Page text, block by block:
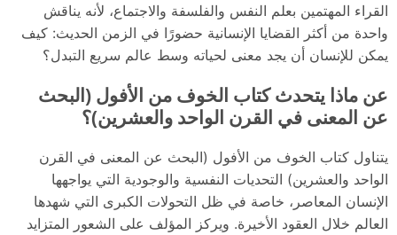
القراء المهتمين بعلم النفس والفلسفة والاجتماع، لأنه يناقش
واحدة من أكثر القضايا الإنسانية حضورًا في الزمن الحديث: كيف
يمكن للإنسان أن يجد معنى لحياته وسط عالم سريع التبدل؟
عن ماذا يتحدث كتاب الخوف من الأفول (البحث
عن المعنى في القرن الواحد والعشرين)؟
يتناول كتاب الخوف من الأفول (البحث عن المعنى في القرن
الواحد والعشرين) التحديات النفسية والوجودية التي يواجهها
الإنسان المعاصر، خاصة في ظل التحولات الكبرى التي شهدها
العالم خلال العقود الأخيرة. ويركز المؤلف على الشعور المتزايد